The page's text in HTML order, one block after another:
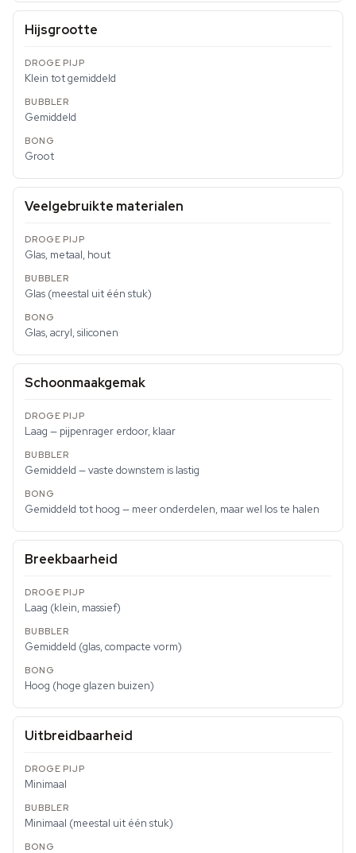
Hijsgrootte
Klein tot gemiddeld
Gemiddeld
Groot
Veelgebruikte materialen
Glas, metaal, hout
Glas (meestal uit één stuk)
Glas, acryl, siliconen
Schoonmaakgemak
Laag — pijpenrager erdoor, klaar
Gemiddeld — vaste downstem is lastig
Gemiddeld tot hoog — meer onderdelen, maar wel los te halen
Breekbaarheid
Laag (klein, massief)
Gemiddeld (glas, compacte vorm)
Hoog (hoge glazen buizen)
Uitbreidbaarheid
Minimaal
Minimaal (meestal uit één stuk)